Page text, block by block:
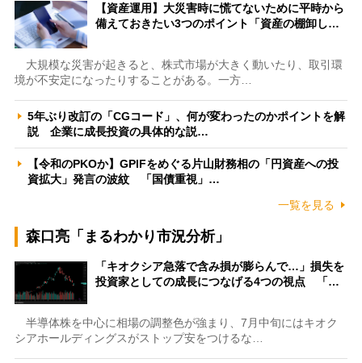
【資産運用】大災害時に慌てないために平時から
備えておきたい3つのポイント「資産の棚卸し…
大規模な災害が起きると、株式市場が大きく動いたり、取引環
境が不安定になったりすることがある。一方…
5年ぶり改訂の「CGコード」、何が変わったのかポイントを解
説 企業に成長投資の具体的な説…
【令和のPKOか】GPIFをめぐる片山財務相の「円資産への投
資拡大」発言の波紋 「国債重視」…
一覧を見る
森口亮「まるわかり市況分析」
「キオクシア急落で含み損が膨らんで…」損失を
投資家としての成長につなげる4つの視点 「…
半導体株を中心に相場の調整色が強まり、7月中旬にはキオク
シアホールディングスがストップ安をつけるな…